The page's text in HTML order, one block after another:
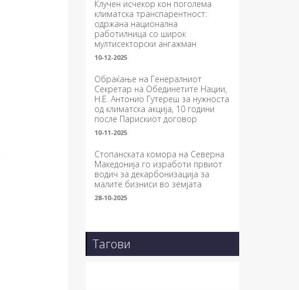
Клучен исчекор кон поголема
климатска транспарентност:
одржана национална
работилница со широк
мултисекторски ангажман
10-12-2025
Обраќање на Генералниот
Секретар на Обединетите Нации,
Н.Е. Антонио Гутереш за нужноста
од климатска акција, 10 години
после Парискиот договор
10-11-2025
Стопанската комора на Северна
Македонија го изработи првиот
водич за декарбонизација за
малите бизниси во земјата
28-10-2025
Тагови